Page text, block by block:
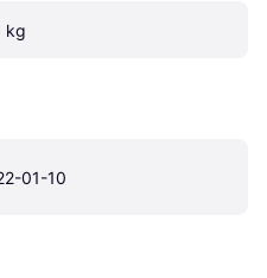
kg
01-10